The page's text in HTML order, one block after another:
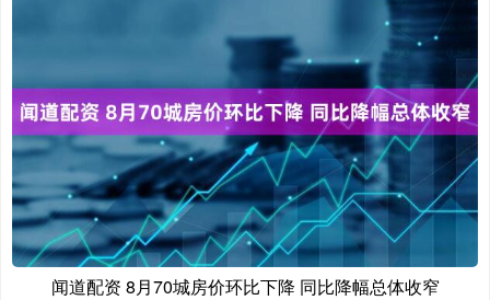
闻道配资 8月70城房价环比下降 同比降幅总体收窄